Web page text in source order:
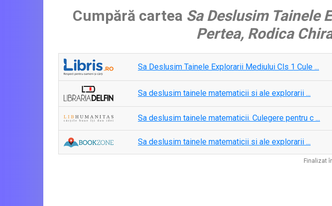
Cumpără cartea Sa Deslusim Tainele
Pertea, Rodica
Sa Deslusim Tainele Explorarii Mediului Cls 1 Cule ...
Sa deslusim tainele matematicii si ale explorarii ...
Sa deslusim tainele matematicii. Culegere pentru c ...
Sa deslusim tainele matematicii si ale explorarii ...
Finalizat